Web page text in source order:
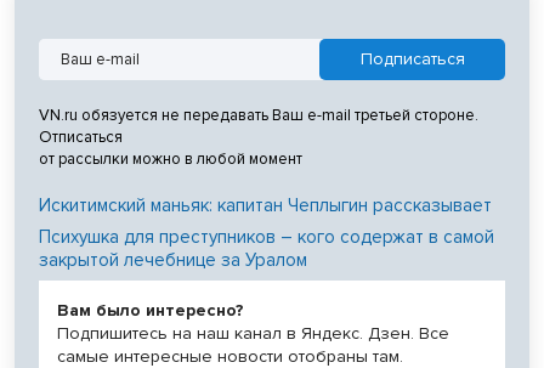
VN.ru обязуется не передавать Ваш e-mail третьей стороне.
Отписаться
от рассылки можно в любой момент
Искитимский маньяк: капитан Чеплыгин рассказывает
Психушка для преступников – кого содержат в самой
закрытой лечебнице за Уралом
Вам было интересно?
Подпишитесь на наш канал в Яндекс. Дзен. Все
самые интересные новости отобраны там.